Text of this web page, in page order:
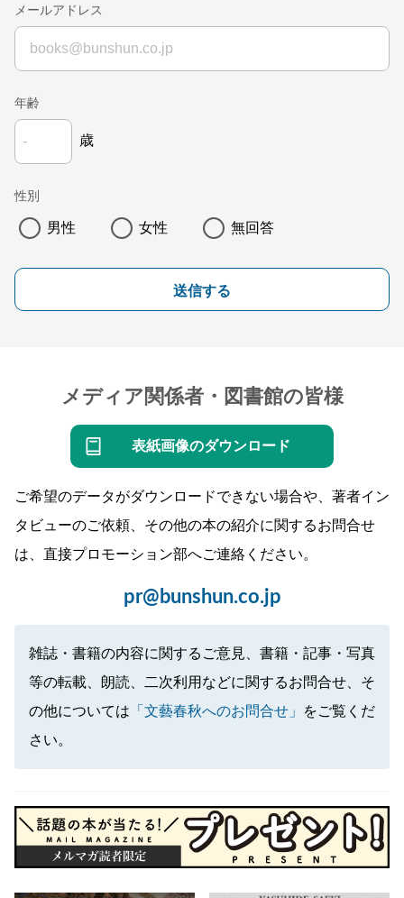
メールアドレス
年齢
歳
性別
男性 女性 無回答
送信する
メディア関係者・図書館の皆様
表紙画像のダウンロード
ご希望のデータがダウンロードできない場合や、著者イン
タビューのご依頼、その他の本の紹介に関するお問合せ
は、直接プロモーション部へご連絡ください。
pr@bunshun.co.jp
雑誌・書籍の内容に関するご意見、書籍・記事・写真
等の転載、朗読、二次利用などに関するお問合せ、そ
の他については 「文藝春秋へのお問合せ」
をご覧くだ
さい。